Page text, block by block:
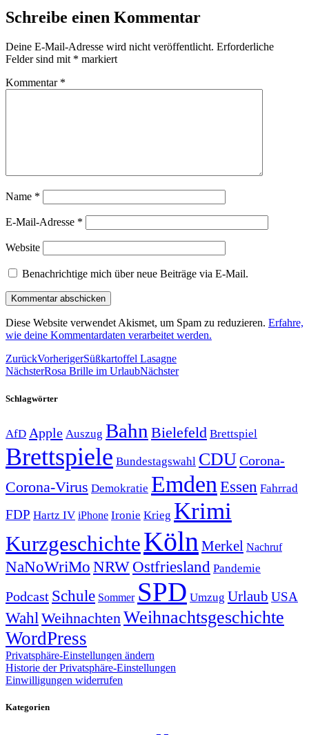
Schreibe einen Kommentar
Deine E-Mail-Adresse wird nicht veröffentlicht. Erforderliche
Felder sind mit * markiert
Kommentar *
Name *
E-Mail-Adresse *
Website
Benachrichtige mich über neue Beiträge via E-Mail.
Diese Website verwendet Akismet, um Spam zu reduzieren. Erfahre,
wie deine Kommentardaten verarbeitet werden.
ZurückVorherigerSüßkartoffel Lasagne
NächsterRosa Brille im UrlaubNächster
Schlagwörter
AfD Apple Auszug Bahn Bielefeld Brettspiel
Brettspiele Bundestagswahl CDUCorona-
Corona-Virus Demokratie Emden Essen Fahrrad
FDP Hartz IV iPhone Ironie Krieg Krimi
KurzgeschichteKöln Merkel Nachruf
NaNoWriMo NRWOstfriesland Pandemie
Podcast Schule Sommer SPD Umzug Urlaub USA
Wahl Weihnachten Weihnachtsgeschichte
WordPress
Privatsphäre-Einstellungen ändern
Historie der Privatsphäre-Einstellungen
Einwilligungen widerrufen
Kategorien